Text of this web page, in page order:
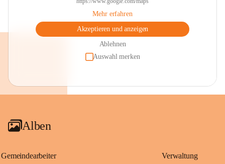
Mehr erfahren
Akzeptieren und anzeigen
Ablehnen
Auswahl merken
Alben
Gemeindearbeiter Verwaltung